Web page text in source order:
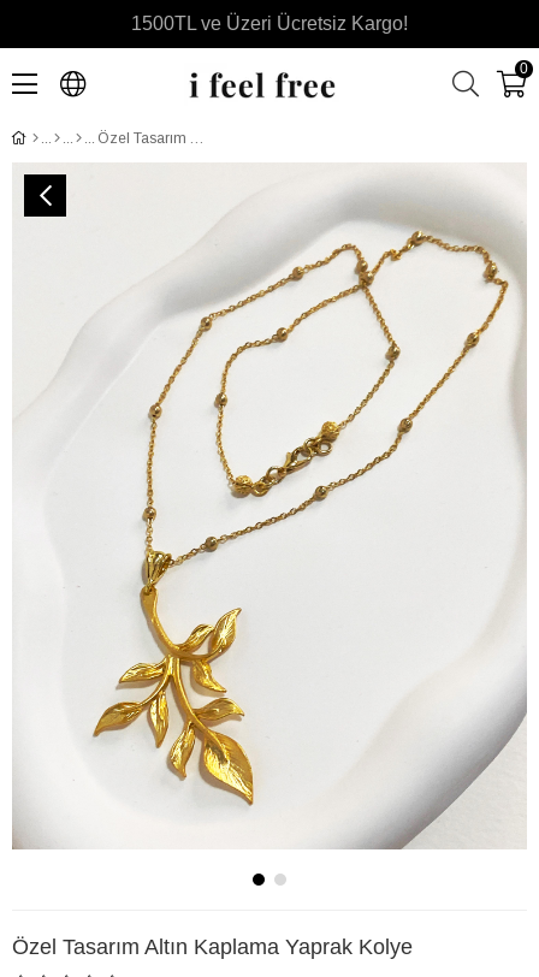
1500TL ve Üzeri Ücretsiz Kargo!
0
Özel Tasarım Altın Kaplama Yaprak Kolye
Özel Tasarım Altın Kaplama Yaprak Kolye